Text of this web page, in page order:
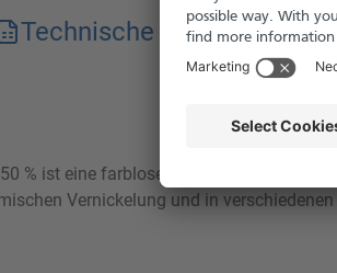
Technische Merkmale
% ist eine farblose, mittelstark
Vernickelung und in